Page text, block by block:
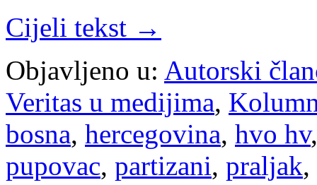
Cijeli tekst →
Objavljeno u: Autorski
Veritas u medijima,
bosna, hercegovina, hvo hv
pupovac, partizani, praljak,